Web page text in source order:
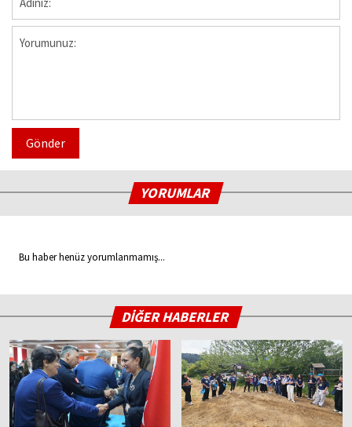
Gönder
YORUMLAR
Bu haber henüz yorumlanmamış...
DİĞER HABERLER